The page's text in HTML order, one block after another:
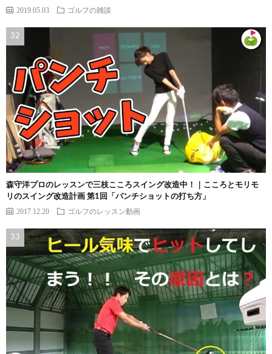
2019.05.03 ゴルフの雑談
森守洋プロのレッスンで三枝こころスイング改造中！｜こころとモリモ
リのスイング改造計画 第1回「パンチショットの打ち方」
2017.12.20 ゴルフのレッスン動画